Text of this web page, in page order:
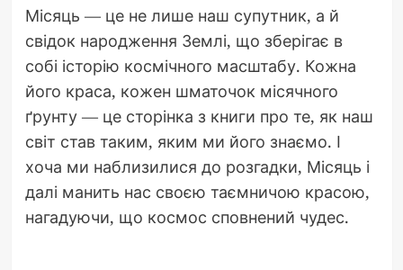
Місяць — це не лише наш супутник, а й
свідок народження Землі, що зберігає в
собі історію космічного масштабу. Кожна
його краса, кожен шматочок місячного
ґрунту — це сторінка з книги про те, як наш
світ став таким, яким ми його знаємо. І
хоча ми наблизилися до розгадки, Місяць і
далі манить нас своєю таємничою красою,
нагадуючи, що космос сповнений чудес.